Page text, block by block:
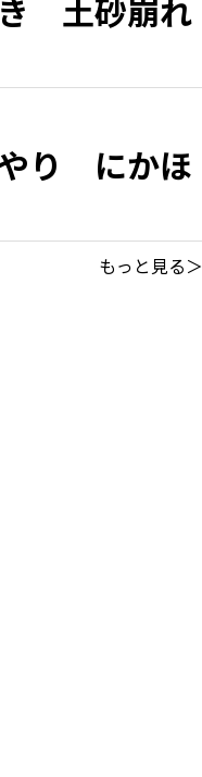
き 土砂崩れ
やり にかほ
もっと見る＞